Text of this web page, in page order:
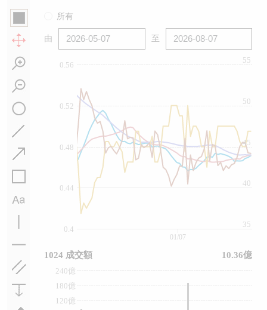
所有
由 至
0.4
0.44
0.48
0.52
0.56
40
35
45
50
55
120億
180億
240億
01/07
1024 成交額 10.36億